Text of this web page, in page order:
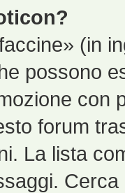
(in
possono
forum
La lista